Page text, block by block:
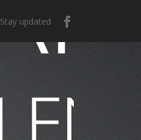
Stay updated